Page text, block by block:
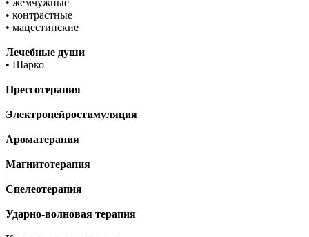
• контрастные
• мацестинские
Лечебные души
• Шарко
Прессотерапия
Электронейростимуляция
Ароматерапия
Магнитотерапия
Спелеотерапия
Ударно-волновая терапия